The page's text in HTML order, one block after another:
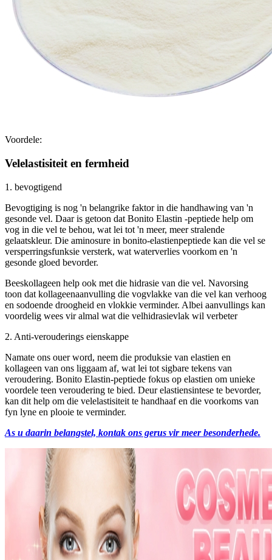
Voordele:
Velelastisiteit en fermheid
1. bevogtigend
Bevogtiging is nog 'n belangrike faktor in die handhawing van 'n
gesonde vel. Daar is getoon dat Bonito Elastin -peptiede help om
vog in die vel te behou, wat lei tot 'n meer, meer stralende
gelaatskleur. Die aminosure in bonito-elastienpeptiede kan die vel se
versperringsfunksie versterk, wat waterverlies voorkom en 'n
gesonde gloed bevorder.
Beeskollageen help ook met die hidrasie van die vel. Navorsing
toon dat kollageenaanvulling die vogvlakke van die vel kan verhoog
en sodoende droogheid en vlokkie verminder. Albei aanvullings kan
voordelig wees vir almal wat die velhidrasievlak wil verbeter
2. Anti-verouderings eienskappe
Namate ons ouer word, neem die produksie van elastien en
kollageen van ons liggaam af, wat lei tot sigbare tekens van
veroudering. Bonito Elastin-peptiede fokus op elastien om unieke
voordele teen veroudering te bied. Deur elastiensintese te bevorder,
kan dit help om die velelastisiteit te handhaaf en die voorkoms van
fyn lyne en plooie te verminder.
As u daarin belangstel, kontak ons ​​gerus vir meer besonderhede.